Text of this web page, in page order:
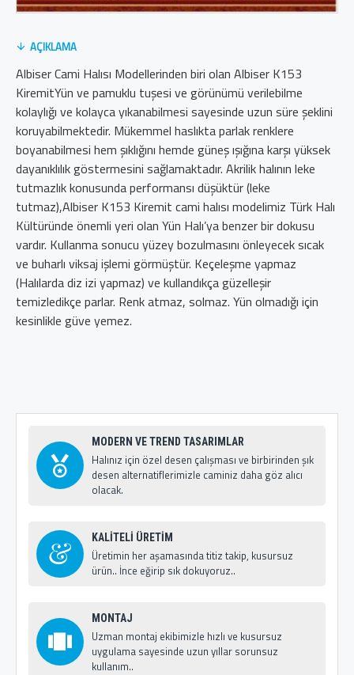
AÇIKLAMA
Albiser Cami Halısı Modellerinden biri olan Albiser K153
KiremitYün ve pamuklu tuşesi ve görünümü verilebilme
kolaylığı ve kolayca yıkanabilmesi sayesinde uzun süre şeklini
koruyabilmektedir. Mükemmel haslıkta parlak renklere
boyanabilmesi hem şıklığını hemde güneş ışığına karşı yüksek
dayanıklılık göstermesini sağlamaktadır. Akrilik halının leke
tutmazlık konusunda performansı düşüktür (leke
tutmaz),Albiser K153 Kiremit cami halısı modelimiz Türk Halı
Kültüründe önemli yeri olan Yün Halı’ya benzer bir dokusu
vardır. Kullanma sonucu yüzey bozulmasını önleyecek sıcak
ve buharlı viksaj işlemi görmüştür. Keçeleşme yapmaz
(Halılarda diz izi yapmaz) ve kullandıkça güzelleşir
temizledikçe parlar. Renk atmaz, solmaz. Yün olmadığı için
kesinlikle güve yemez.
MODERN VE TREND TASARIMLAR
Halınız için özel desen çalışması ve birbirinden şık
desen alternatiflerimizle caminiz daha göz alıcı
olacak.
KALİTELİ ÜRETİM
Üretimin her aşamasında titiz takip, kusursuz
ürün.. İnce eğirip sık dokuyoruz..
MONTAJ
Uzman montaj ekibimizle hızlı ve kusursuz
uygulama sayesinde uzun yıllar sorunsuz
kullanım..